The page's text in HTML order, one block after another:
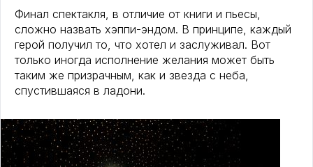
Финал спектакля, в отличие от книги и пьесы,
сложно назвать хэппи-эндом. В принципе, каждый
герой получил то, что хотел и заслуживал. Вот
только иногда исполнение желания может быть
таким же призрачным, как и звезда с неба,
спустившаяся в ладони.